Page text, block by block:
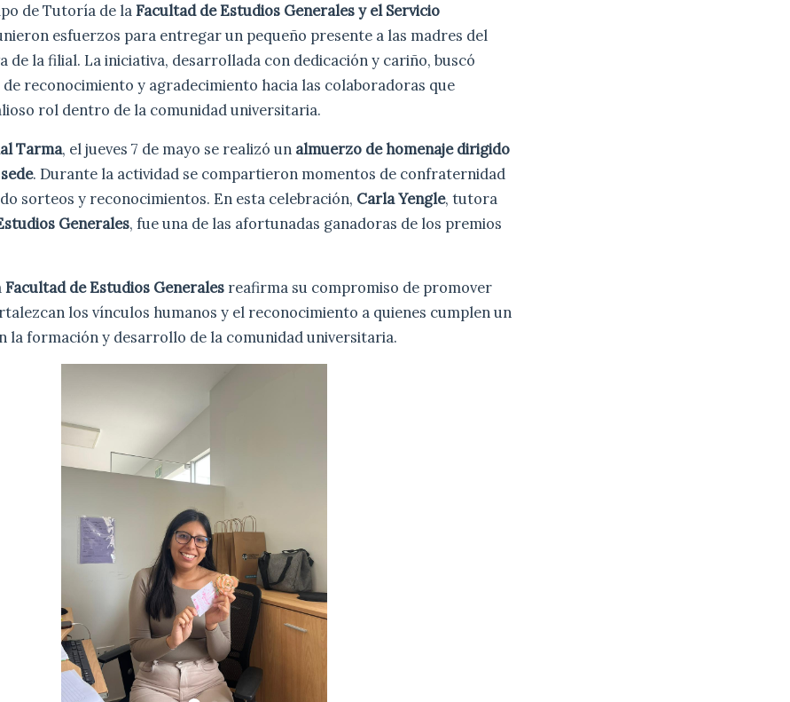
de Tutoría de laFacultad de Estudios Generales y el Servicio
esfuerzos para entregar un pequeño presente a las madres del
de la filial. La iniciativa, desarrollada con dedicación y cariño, buscó
reconocimiento y agradecimiento hacia las colaboradoras que
rol dentro de la comunidad universitaria.
Tarma, el jueves 7 de mayo se realizó un almuerzo de homenaje dirigido
. Durante la actividad se compartieron momentos de confraternidad
sorteos y reconocimientos. En esta celebración, Carla Yengle, tutora
Generales, fue una de las afortunadas ganadoras de los premios
Facultad de Estudios Generales reafirma su compromiso de promover
los vínculos humanos y el reconocimiento a quienes cumplen un
la formación y desarrollo de la comunidad universitaria.